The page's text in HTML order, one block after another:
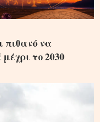
πιθανό να
το 2030